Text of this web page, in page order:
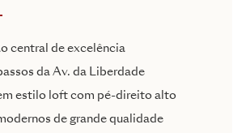
central de excelência
da Av. da Liberdade
estilo loft com pé-direito alto
de grande qualidade